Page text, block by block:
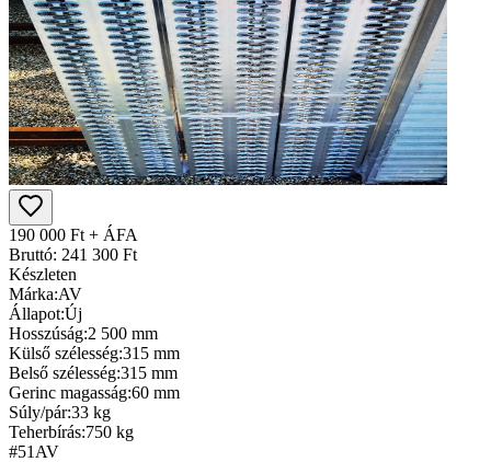
190 000 Ft + ÁFA
Bruttó: 241 300 Ft
Készleten
Márka:AV
Állapot:Új
Hosszúság:2 500 mm
Külső szélesség:315 mm
Belső szélesség:315 mm
Gerinc magasság:60 mm
Súly/pár:33 kg
Teherbírás:750 kg
#51 AV